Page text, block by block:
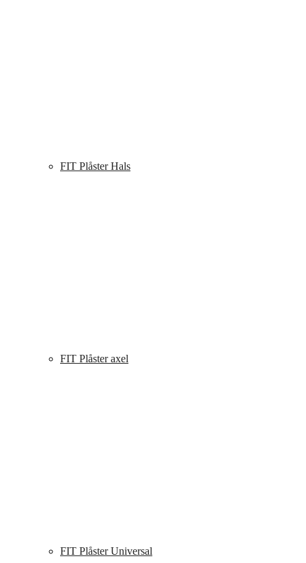
FIT Plåster Hals
FIT Plåster axel
FIT Plåster Universal